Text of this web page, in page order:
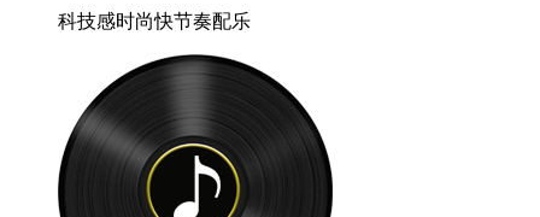
科技感时尚快节奏配乐